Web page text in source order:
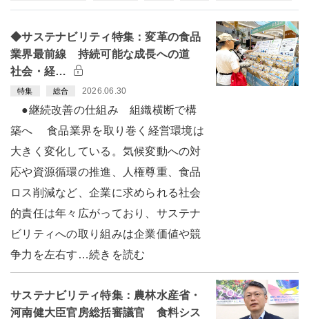
◆サステナビリティ特集：変革の食品
業界最前線 持続可能な成長への道
社会・経…
特集 総合 2026.06.30
●継続改善の仕組み 組織横断で構
築へ 食品業界を取り巻く経営環境は
大きく変化している。気候変動への対
応や資源循環の推進、人権尊重、食品
ロス削減など、企業に求められる社会
的責任は年々広がっており、サステナ
ビリティへの取り組みは企業価値や競
争力を左右す…続きを読む
サステナビリティ特集：農林水産省・
河南健大臣官房総括審議官 食料シス